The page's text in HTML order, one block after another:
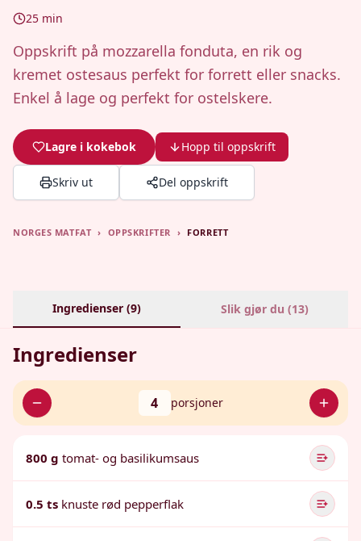
25 min
Oppskrift på mozzarella fonduta, en rik og
kremet ostesaus perfekt for forrett eller snacks.
Enkel å lage og perfekt for ostelskere.
Lagre i kokebok Hopp til oppskrift
Skriv ut Del oppskrift
NORGES MATFAT › OPPSKRIFTER › FORRETT
Ingredienser (9) Slik gjør du (13)
Ingredienser
4 porsjoner
800 g tomat- og basilikumsaus
0.5 ts knuste rød pepperflak